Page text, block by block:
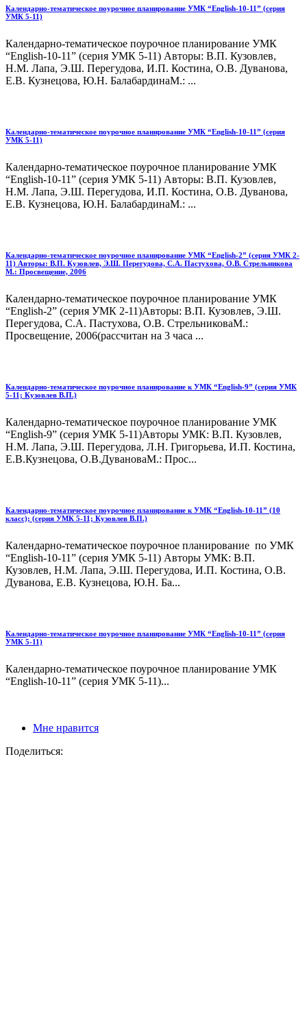
Календарно-тематическое поурочное планирование УМК “English-10-11” (серия
УМК 5-11)
Календарно-тематическое поурочное планирование УМК
“English-10-11” (серия УМК 5-11) Авторы: В.П. Кузовлев,
Н.М. Лапа, Э.Ш. Перегудова, И.П. Костина, О.В. Дуванова,
Е.В. Кузнецова, Ю.Н. БалабардинаМ.: ...
Календарно-тематическое поурочное планирование УМК “English-10-11” (серия
УМК 5-11)
Календарно-тематическое поурочное планирование УМК
“English-10-11” (серия УМК 5-11) Авторы: В.П. Кузовлев,
Н.М. Лапа, Э.Ш. Перегудова, И.П. Костина, О.В. Дуванова,
Е.В. Кузнецова, Ю.Н. БалабардинаМ.: ...
Календарно-тематическое поурочное планирование УМК “English-2” (серия УМК 2-
11) Авторы: В.П. Кузовлев, Э.Ш. Перегудова, С.А. Пастухова, О.В. Стрельникова
М.: Просвещение, 2006
Календарно-тематическое поурочное планирование УМК
“English-2” (серия УМК 2-11)Авторы: В.П. Кузовлев, Э.Ш.
Перегудова, С.А. Пастухова, О.В. СтрельниковаМ.:
Просвещение, 2006(рассчитан на 3 часа ...
Календарно-тематическое поурочное планирование к УМК “English-9” (серия УМК
5-11; Кузовлев В.П.)
Календарно-тематическое поурочное планирование УМК
“English-9” (серия УМК 5-11)Авторы УМК: В.П. Кузовлев,
Н.М. Лапа, Э.Ш. Перегудова, Л.Н. Григорьева, И.П. Костина,
Е.В.Кузнецова, О.В.ДувановаМ.: Прос...
Календарно-тематическое поурочное планирование к УМК “English-10-11” (10
класс); (серия УМК 5-11; Кузовлев В.П.)
Календарно-тематическое поурочное планирование по УМК
“English-10-11” (серия УМК 5-11) Авторы УМК: В.П.
Кузовлев, Н.М. Лапа, Э.Ш. Перегудова, И.П. Костина, О.В.
Дуванова, Е.В. Кузнецова, Ю.Н. Ба...
Календарно-тематическое поурочное планирование УМК “English-10-11” (серия
УМК 5-11)
Календарно-тематическое поурочное планирование УМК
“English-10-11” (серия УМК 5-11)...
Мне нравится
Поделиться: